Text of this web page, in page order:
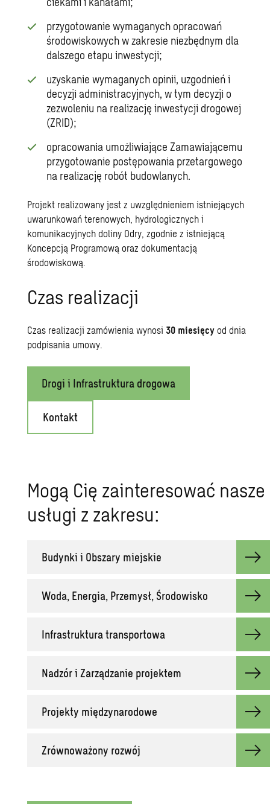
przygotowanie wymaganych opracowań
środowiskowych w zakresie niezbędnym dla
dalszego etapu inwestycji;
uzyskanie wymaganych opinii, uzgodnień i
decyzji administracyjnych, w tym decyzji o
zezwoleniu na realizację inwestycji drogowej
(ZRID);
opracowania umożliwiające Zamawiającemu
przygotowanie postępowania przetargowego
na realizację robót budowlanych.
Projekt realizowany jest z uwzględnieniem istniejących
uwarunkowań terenowych, hydrologicznych i
komunikacyjnych doliny Odry, zgodnie z istniejącą
Koncepcją Programową oraz dokumentacją
środowiskową.
Czas realizacji
Czas realizacji zamówienia wynosi 30 miesięcyod dnia
podpisania umowy.
Drogi i Infrastruktura drogowa
Kontakt
Mogą Cię zainteresować nasze
usługi z zakresu:
Budynki i Obszary miejskie
Woda, Energia, Przemysł, Środowisko
Infrastruktura transportowa
Nadzór i Zarządzanie projektem
Projekty międzynarodowe
Zrównoważony rozwój